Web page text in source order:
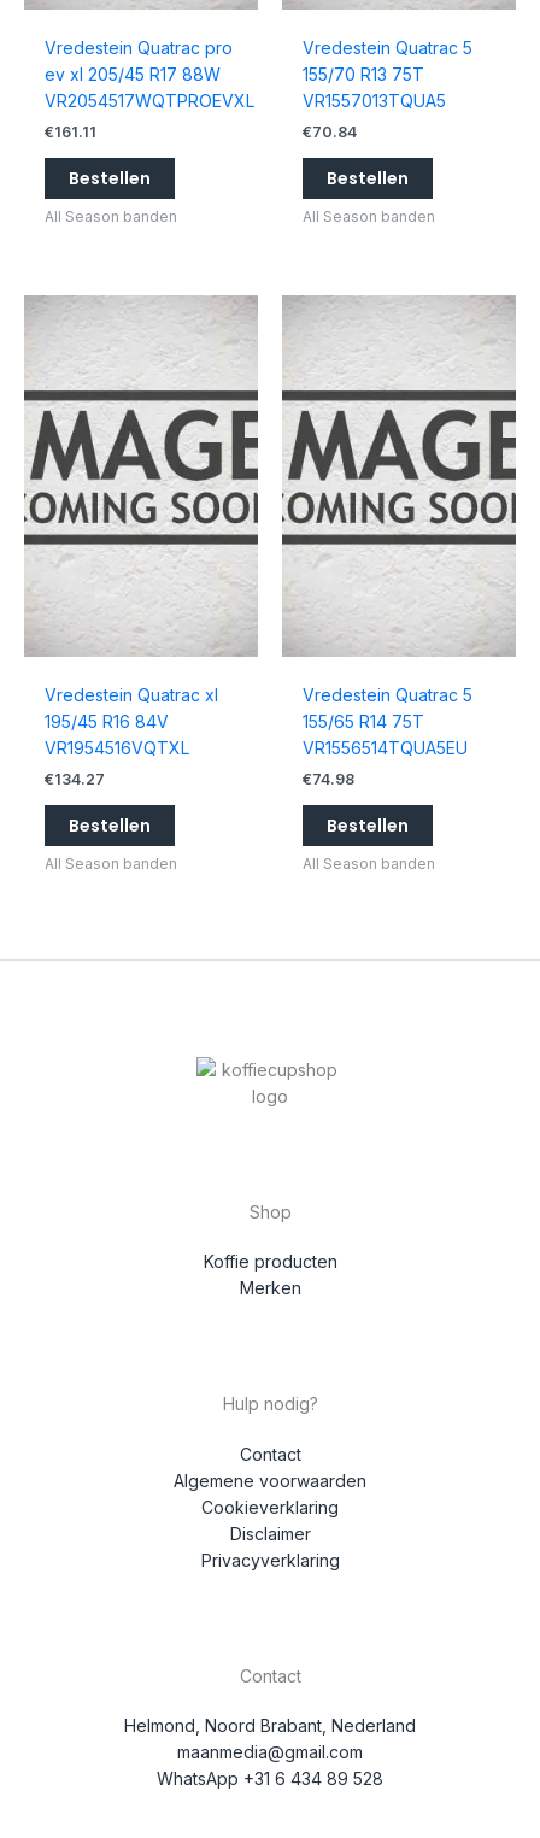
Vredestein Quatrac pro
ev xl 205/45 R17 88W
VR2054517WQTPROEVXL
€161.11
Bestellen
All Season banden
Vredestein Quatrac 5
155/70 R13 75T
VR1557013TQUA5
€70.84
Bestellen
All Season banden
Vredestein Quatrac xl
195/45 R16 84V
VR1954516VQTXL
€134.27
Bestellen
All Season banden
Vredestein Quatrac 5
155/65 R14 75T
VR1556514TQUA5EU
€74.98
Bestellen
All Season banden
Shop
Koffie producten
Merken
Hulp nodig?
Contact
Algemene voorwaarden
Cookieverklaring
Disclaimer
Privacyverklaring
Contact
Helmond, Noord Brabant, Nederland
maanmedia@gmail.com
WhatsApp +31 6 434 89 528